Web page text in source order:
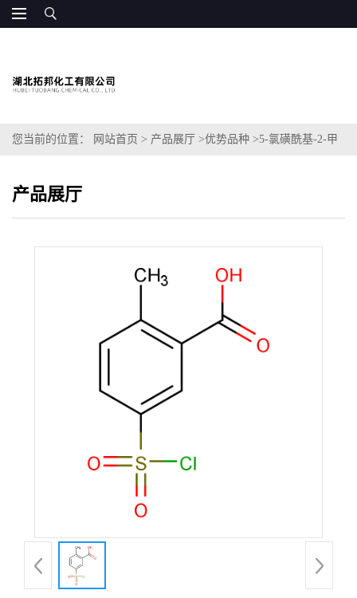
您当前的位置： 网站首页 > 产品展厅 >优势品种 >5-氯磺酰基-2-甲
产品展厅